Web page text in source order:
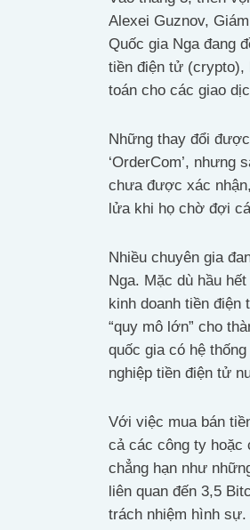
Alexei Guznov,
Quốc gia Nga đang
tiền điện tử (crypto),
toán cho các giao
Những thay đổi
‘OrderCom’,
chưa được xác
lửa khi họ chờ đợi
Nhiều chuyên gia
Nga. Mặc dù hầu
kinh doanh tiền điện
“quy mô lớn” cho
quốc gia có hệ
nghiệp tiền điện tử
Với việc mua bán
cả các công ty hoặc
chẳng hạn như
liên quan đến 3,5
trách nhiệm hình